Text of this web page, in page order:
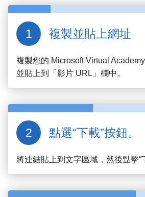
複製並貼上網址
複製您的 Microsoft Virtual
並貼上到「影片 URL」欄中。
點選“下載”按鈕。
將連結貼上到文字區域，然後點擊“